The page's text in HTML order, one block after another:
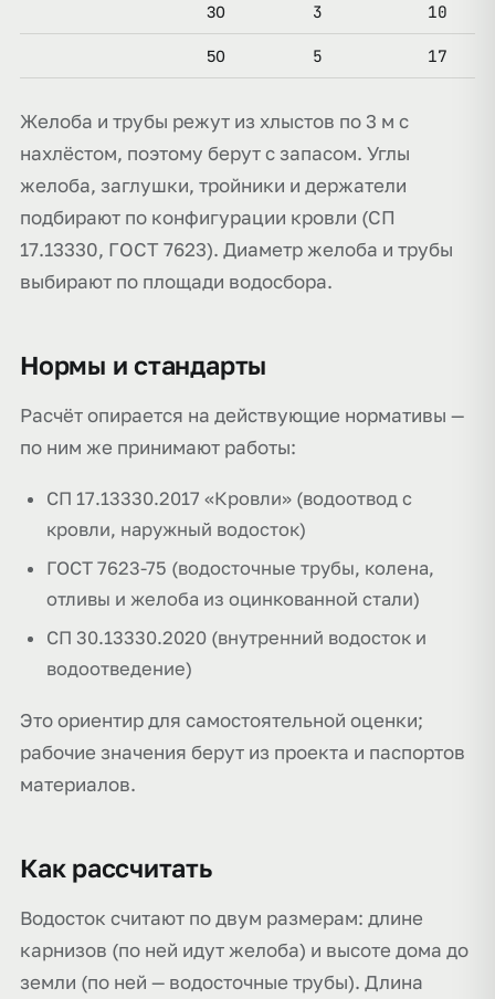
30 3 10
50 5 17
Желоба и трубы режут из хлыстов по 3 м с
нахлёстом, поэтому берут с запасом. Углы
желоба, заглушки, тройники и держатели
подбирают по конфигурации кровли (СП
17.13330, ГОСТ 7623). Диаметр желоба и трубы
выбирают по площади водосбора.
Нормы и стандарты
Расчёт опирается на действующие нормативы —
по ним же принимают работы:
СП 17.13330.2017 «Кровли» (водоотвод с
кровли, наружный водосток)
ГОСТ 7623-75 (водосточные трубы, колена,
отливы и желоба из оцинкованной стали)
СП 30.13330.2020 (внутренний водосток и
водоотведение)
Это ориентир для самостоятельной оценки;
рабочие значения берут из проекта и паспортов
материалов.
Как рассчитать
Водосток считают по двум размерам: длине
карнизов (по ней идут желоба) и высоте дома до
земли (по ней — водосточные трубы). Длина